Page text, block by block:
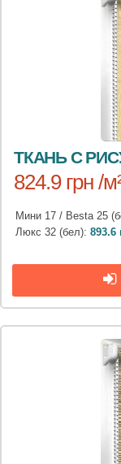
ТКАНЬ С
824.9 грн /
Мини 17 / Besta 25
Люкс 32 (бел): 893.6